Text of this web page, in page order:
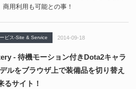
用利用も可能との事！
ビス-Site & Service 2014-09-18
- 待機モーション付きDota2キャラ
ルをブラウザ上で装備品を切り替え
るサイト！